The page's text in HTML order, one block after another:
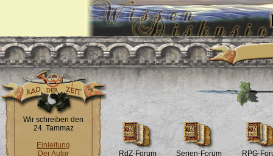
Wir schreiben den
24. Tammaz
Einleitung
Der Autor
RdZ-Forum Serien-Forum RPG-